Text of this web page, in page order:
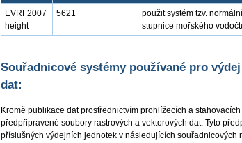
EVRF2007
height
5621
použit systém tzv.
stupnice mořského
Souřadnicové systémy používané pro
dat:
Kromě publikace dat prostřednictvím prohlížecích a
předpřipravené soubory rastrových a vektorových dat. Tyto
příslušných výdejních jednotek v následujících souřadnicových